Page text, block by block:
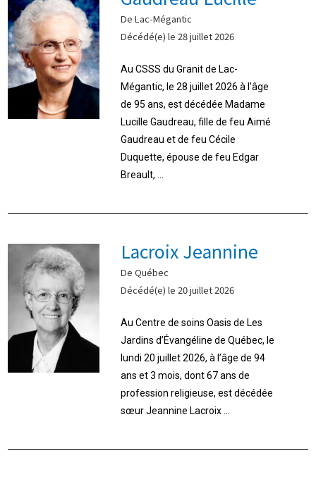
De Lac-Mégantic
Décédé(e) le 28 juillet 2026
Au CSSS du Granit de Lac-
Mégantic, le 28 juillet 2026 à l’âge
de 95 ans, est décédée Madame
Lucille Gaudreau, fille de feu Aimé
Gaudreau et de feu Cécile
Duquette, épouse de feu Edgar
Breault, ...
Lacroix Jeannine
De Québec
Décédé(e) le 20 juillet 2026
Au Centre de soins Oasis de Les
Jardins d’Évangéline de Québec, le
lundi 20 juillet 2026, à l’âge de 94
ans et 3 mois, dont 67 ans de
profession religieuse, est décédée
sœur Jeannine Lacroix ...